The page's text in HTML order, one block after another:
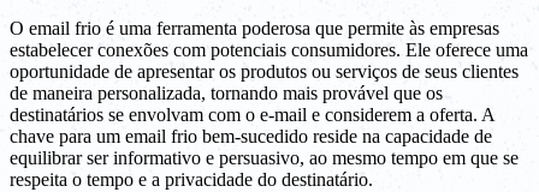
O email frio é uma ferramenta poderosa que permite às empresas
estabelecer conexões com potenciais consumidores. Ele oferece uma
oportunidade de apresentar os produtos ou serviços de seus clientes
de maneira personalizada, tornando mais provável que os
destinatários se envolvam com o e-mail e considerem a oferta. A
chave para um email frio bem-sucedido reside na capacidade de
equilibrar ser informativo e persuasivo, ao mesmo tempo em que se
respeita o tempo e a privacidade do destinatário.